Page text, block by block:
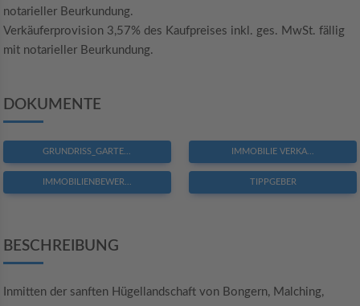
notarieller Beurkundung.
Verkäuferprovision 3,57% des Kaufpreises inkl. ges. MwSt. fällig
mit notarieller Beurkundung.
DOKUMENTE
GRUNDRISS_GARTE... IMMOBILIE VERKA...
IMMOBILIENBEWER... TIPPGEBER
BESCHREIBUNG
Inmitten der sanften Hügellandschaft von Bongern, Malching,